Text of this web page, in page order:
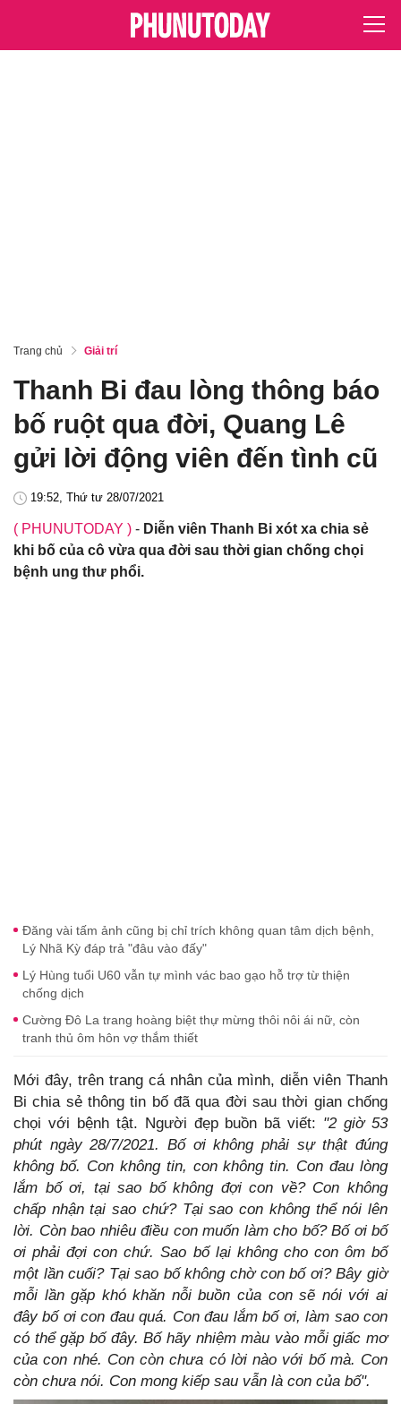
Trang chủ Giải trí
Thanh Bi đau lòng thông báo
bố ruột qua đời, Quang Lê
gửi lời động viên đến tình cũ
19:52, Thứ tư 28/07/2021
( PHUNUTODAY ) - Diễn viên Thanh Bi xót xa chia sẻ
khi bố của cô vừa qua đời sau thời gian chống chọi
bệnh ung thư phổi.
Đăng vài tấm ảnh cũng bị chỉ trích không quan tâm dịch bệnh,
Lý Nhã Kỳ đáp trả "đâu vào đấy"
Lý Hùng tuổi U60 vẫn tự mình vác bao gạo hỗ trợ từ thiện
chống dịch
Cường Đô La trang hoàng biệt thự mừng thôi nôi ái nữ, còn
tranh thủ ôm hôn vợ thắm thiết
Mới đây, trên trang cá nhân của mình, diễn viên Thanh
Bi chia sẻ thông tin bố đã qua đời sau thời gian chống
chọi với bệnh tật. Người đẹp buồn bã viết: "2 giờ 53
phút ngày 28/7/2021. Bố ơi không phải sự thật đúng
không bố. Con không tin, con không tin. Con đau lòng
lắm bố ơi, tại sao bố không đợi con về? Con không
chấp nhận tại sao chứ? Tại sao con không thể nói lên
lời. Còn bao nhiêu điều con muốn làm cho bố? Bố ơi bố
ơi phải đợi con chứ. Sao bố lại không cho con ôm bố
một lần cuối? Tại sao bố không chờ con bố ơi? Bây giờ
mỗi lần gặp khó khăn nỗi buồn của con sẽ nói với ai
đây bố ơi con đau quá. Con đau lắm bố ơi, làm sao con
có thể gặp bố đây. Bố hãy nhiệm màu vào mỗi giấc mơ
của con nhé. Con còn chưa có lời nào với bố mà. Con
còn chưa nói. Con mong kiếp sau vẫn là con của bố".